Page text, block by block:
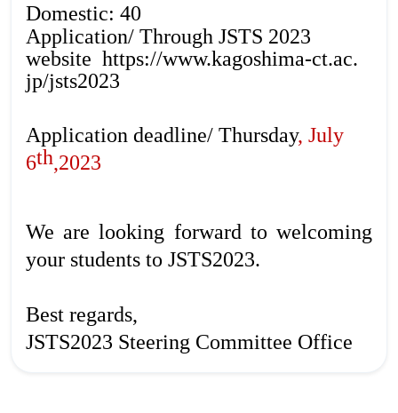
Domestic: 40
Application/ Through JSTS 2023
website https://www.kagoshima-ct.ac.
jp/jsts2023
Application deadline/ Thursday, July
6th,2023
We are looking forward to welcoming
your students to JSTS2023.
Best regards,
JSTS2023 Steering Committee Office